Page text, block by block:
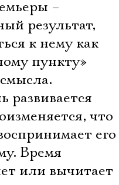
–
результат,
к нему как
пункту»
развивается
что
его
Время
или вычитает